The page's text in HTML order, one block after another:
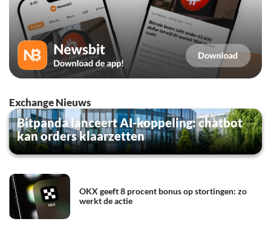
Exchange Nieuws
Bitpanda lanceert AI-koppeling: chatbot
kan orders klaarzetten
OKX geeft 8 procent bonus op stortingen: zo
werkt de actie